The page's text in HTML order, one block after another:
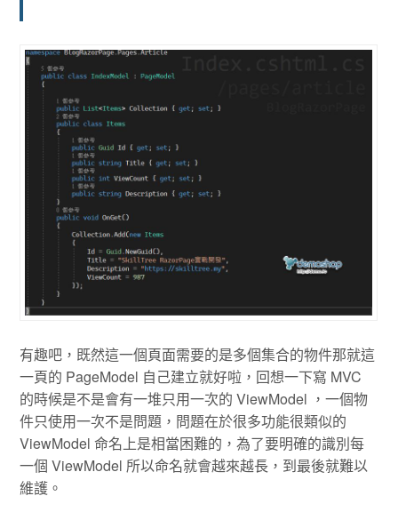
有趣吧，既然這一個頁面需要的是多個集合的物件那就這
一頁的 PageModel 自己建立就好啦，回想一下寫 MVC
的時候是不是會有一堆只用一次的 ViewModel ，一個物
件只使用一次不是問題，問題在於很多功能很類似的
ViewModel 命名上是相當困難的，為了要明確的識別每
一個 ViewModel 所以命名就會越來越長，到最後就難以
維護。